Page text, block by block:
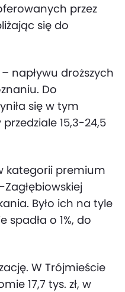
przez
się do
napływu droższych
Do
się w tym
15,3-24,5
kategorii premium
Było ich na tyle
o 1%, do
W Trójmieście
17,7 tys. zł, w